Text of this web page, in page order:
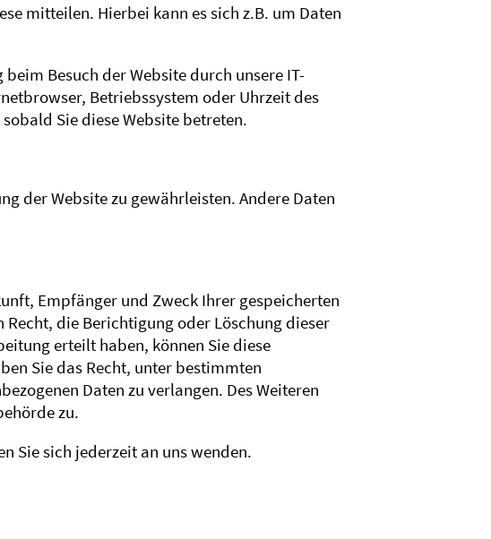
mitteilen. Hierbei kann es sich z.B. um Daten
Besuch der Website durch unsere IT-
Betriebssystem oder Uhrzeit des
Sie diese Website betreten.
der Website zu gewährleisten. Andere Daten
Empfänger und Zweck Ihrer gespeicherten
die Berichtigung oder Löschung dieser
erteilt haben, können Sie diese
Sie das Recht, unter bestimmten
Daten zu verlangen. Des Weiteren
zu.
Sie sich jederzeit an uns wenden.